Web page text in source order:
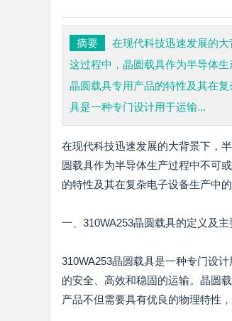
摘要
在现代科技迅速发展的
这过程中，晶圆载具作为半导体
晶圆载具专用产品的特性及其在
具是一种专门设计用于运输...
在现代科技迅速发展的大背景下，
圆载具作为半导体生产过程中不可
的特性及其在复杂电子设备生产中的
一、310WA253晶圆载具的定义及
310WA253晶圆载具是一种专门设
的安全、高效和稳固的运输。晶圆
产品不但需要具有优良的物理特性